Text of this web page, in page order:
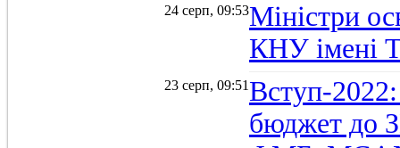
24 серп, 09:53Міністри
КНУ імені
23 серп, 09:51 Вступ-
бюджет до